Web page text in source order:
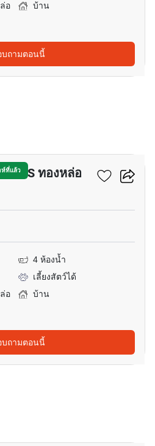
อ
บ้าน
บถามตอนนี้
ห์ที่แล้ว
BTS ทองหล่อ
4 ห้องน้ำ
เลี้ยงสัตว์ได้
อ
บ้าน
บถามตอนนี้